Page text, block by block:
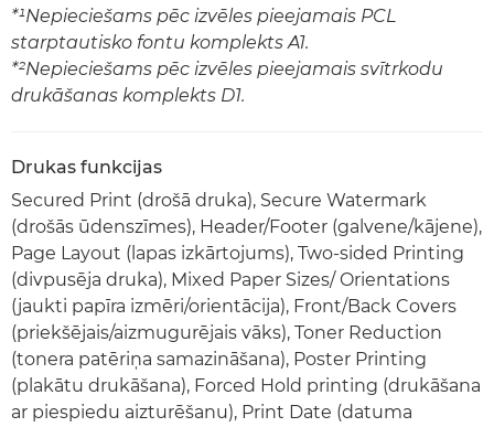
*¹Nepieciešams pēc izvēles pieejamais PCL
starptautisko fontu komplekts A1.
*²Nepieciešams pēc izvēles pieejamais svītrkodu
drukāšanas komplekts D1.
Drukas funkcijas
Secured Print (drošā druka), Secure Watermark
(drošās ūdenszīmes), Header/Footer (galvene/kājene),
Page Layout (lapas izkārtojums), Two-sided Printing
(divpusēja druka), Mixed Paper Sizes/ Orientations
(jaukti papīra izmēri/orientācija), Front/Back Covers
(priekšējais/aizmugurējais vāks), Toner Reduction
(tonera patēriņa samazināšana), Poster Printing
(plakātu drukāšana), Forced Hold printing (drukāšana
ar piespiedu aizturēšanu), Print Date (datuma